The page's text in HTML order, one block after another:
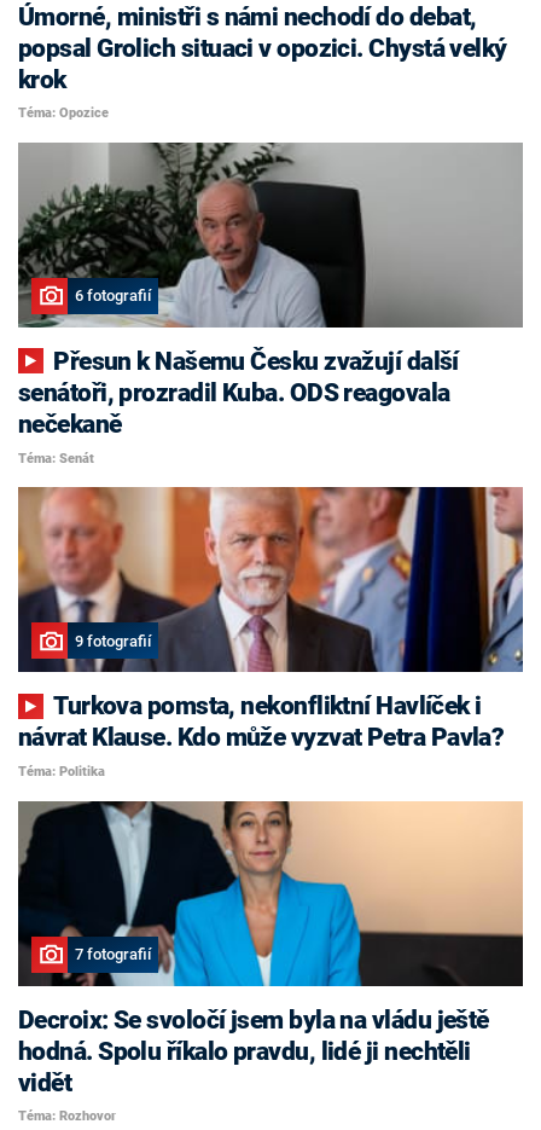
Úmorné, ministři s námi nechodí do debat,
popsal Grolich situaci v opozici. Chystá velký
krok
Téma: Opozice
6 fotografií
senátoři, prozradil Kuba. ODS reagovala
nečekaně
Téma: Senát
9 fotografií
Turkova pomsta, nekonfliktní Havlíček i
návrat Klause. Kdo může vyzvat Petra Pavla?
Téma: Politika
7 fotografií
Decroix: Se svoločí jsem byla na vládu ještě
hodná. Spolu říkalo pravdu, lidé ji nechtěli
vidět
Téma: Rozhovor